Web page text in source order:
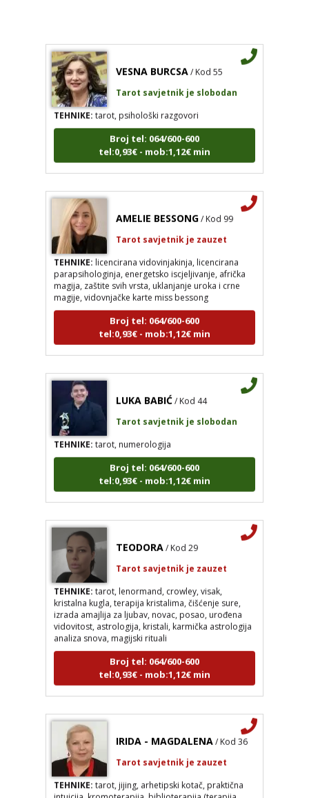
TEHNIKE:tarot, psihološki razgovori
Broj tel: 064/600-600
tel:0,93€ - mob:1,12€ min
TEHNIKE:licencirana vidovinjakinja, licencirana
parapsihologinja, energetsko iscjeljivanje, afrička
magija, zaštite svih vrsta, uklanjanje uroka i crne
magije, vidovnjačke karte miss bessong
Broj tel: 064/600-600
tel:0,93€ - mob:1,12€ min
TEHNIKE:tarot, numerologija
Broj tel: 064/600-600
tel:0,93€ - mob:1,12€ min
TEHNIKE:tarot, lenormand, crowley, visak,
kristalna kugla, terapija kristalima, čišćenje sure,
izrada amajlija za ljubav, novac, posao, urođena
vidovitost, astrologija, kristali, karmička astrologija
analiza snova, magijski rituali
Broj tel: 064/600-600
tel:0,93€ - mob:1,12€ min
/ Kod 36
TEHNIKE:tarot, jijing, arhetipski kotač, praktična
intuicija, kromoterapija, biblioterapija (terapija